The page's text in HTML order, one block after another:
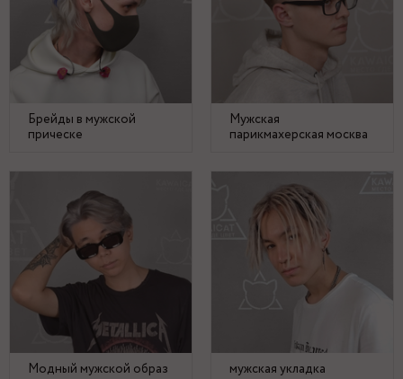
Брейды в мужской
прическе
Мужская
парикмахерская москва
Модный мужской образ мужская укладка